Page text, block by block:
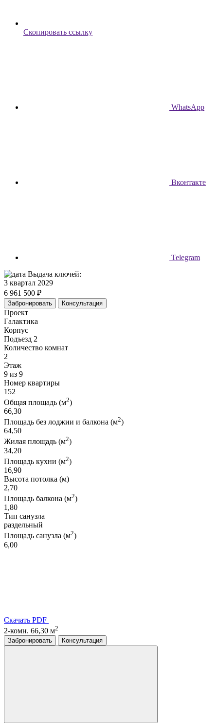
Скопировать ссылку
WhatsApp
Вконтакте
Telegram
Выдача ключей:
3 квартал 2029
6 961 500 ₽
Забронировать Консультация
Проект
Галактика
Корпус
Подъезд 2
Количество комнат
2
Этаж
9 из 9
Номер квартиры
152
Общая площадь (м2)
66,30
Площадь без лоджии и балкона (м2)
64,50
Жилая площадь (м2)
34,20
Площадь кухни (м2)
16,90
Высота потолка (м)
2,70
Площадь балкона (м2)
1,80
Тип санузла
раздельный
Площадь санузла (м2)
6,00
Скачать PDF
2-комн. 66,30 м2
Забронировать
Консультация